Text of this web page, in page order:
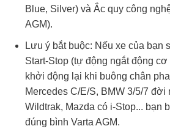
Blue, Silver) và Ắc quy công
AGM).
Lưu ý bắt buộc: Nếu xe của bạn
Start-Stop (tự động ngắt động
khởi động lại khi buông chân
Mercedes C/E/S, BMW 3/5/7 đời
Wildtrak, Mazda có i-Stop... bạn
đúng bình Varta AGM.